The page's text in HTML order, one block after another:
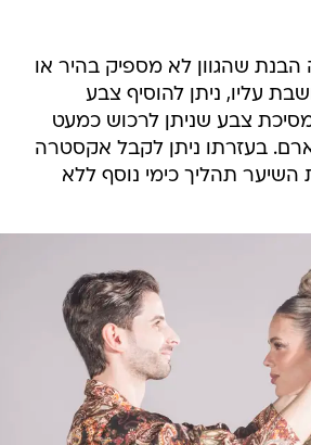
שהגוון לא מספיק בהיר או
עליו, ניתן להוסיף צבע
צבע שניתן לרכוש כמעט
בעזרתו ניתן לקבל אקסטרה
השיער תהליך כימי נוסף ללא